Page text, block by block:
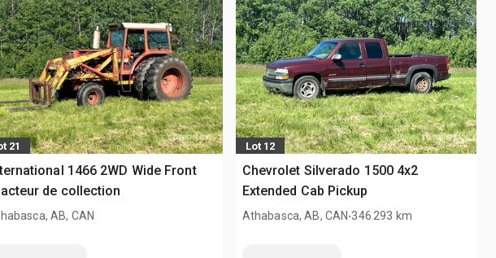
21
1466 2WD Wide Front
de collection
AB, CAN
Lot 12
Chevrolet Silverado 1500 4x2
Extended Cab Pickup
Athabasca, AB, CAN.346 293 km